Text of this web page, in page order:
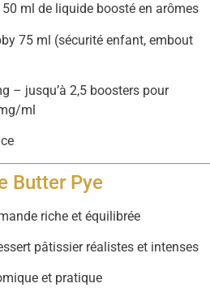
50 ml de liquide boosté en arômes
75 ml (sécurité enfant, embout
– jusqu’à 2,5 boosters pour
ml
Butter Pye
riche et équilibrée
pâtissier réalistes et intenses
et pratique